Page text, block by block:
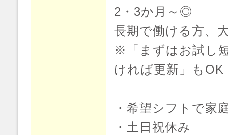
2・3か月～◎
長期で働ける方、
※「まずはお試し
ければ更新」もOK
・希望シフトで家
・土日祝休み